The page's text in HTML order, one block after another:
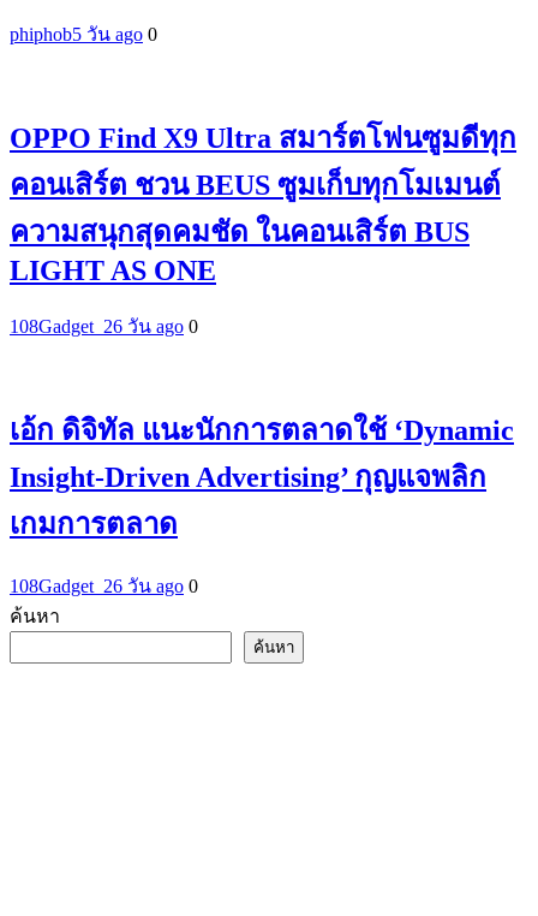
phiphob5 วัน ago 0
OPPO Find X9 Ultra สมาร์ตโฟนซูมดีทุก
คอนเสิร์ต ชวน BEUS ซูมเก็บทุกโมเมนต์
ความสนุกสุดคมชัด ในคอนเสิร์ต BUS
LIGHT AS ONE
108Gadget_26 วัน ago 0
เอ้ก ดิจิทัล แนะนักการตลาดใช้ ‘Dynamic
Insight-Driven Advertising’ กุญแจพลิก
เกมการตลาด
108Gadget_26 วัน ago 0
ค้นหา
ค้นหา